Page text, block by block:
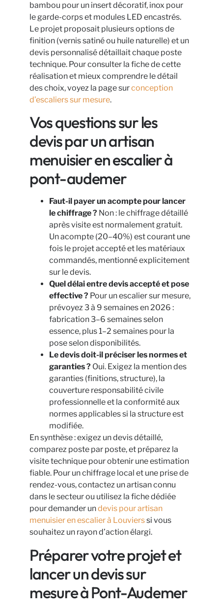
bambou pour un insert décoratif, inox pour
le garde-corps et modules LED encastrés.
Le projet proposait plusieurs options de
finition (vernis satiné ou huile naturelle) et un
devis personnalisé détaillait chaque poste
technique. Pour consulter la fiche de cette
réalisation et mieux comprendre le détail
des choix, voyez la page surconception
d’escaliers sur mesure.
Vos questions sur les
devis par un artisan
menuisier en escalier à
pont-audemer
Faut-il payer un acompte pour lancer
le chiffrage ? Non : le chiffrage détaillé
après visite est normalement gratuit.
Un acompte (20–40%) est courant une
fois le projet accepté et les matériaux
commandés, mentionné explicitement
sur le devis.
Quel délai entre devis accepté et pose
effective ? Pour un escalier sur mesure,
prévoyez 3 à 9 semaines en 2026 :
fabrication 3–6 semaines selon
essence, plus 1–2 semaines pour la
pose selon disponibilités.
Le devis doit-il préciser les normes et
garanties ? Oui. Exigez la mention des
garanties (finitions, structure), la
couverture responsabilité civile
professionnelle et la conformité aux
normes applicables si la structure est
modifiée.
En synthèse : exigez un devis détaillé,
comparez poste par poste, et préparez la
visite technique pour obtenir une estimation
fiable. Pour un chiffrage local et une prise de
rendez-vous, contactez un artisan connu
dans le secteur ou utilisez la fiche dédiée
pour demander undevis pour artisan
menuisier en escalier à Louvierssi vous
souhaitez un rayon d’action élargi.
Préparer votre projet et
lancer un devis sur
mesure à Pont-Audemer